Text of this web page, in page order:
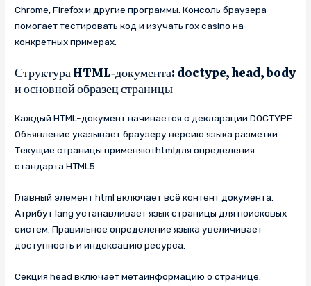
Chrome, Firefox и другие программы. Консоль браузера
помогает тестировать код и изучать rox casino на
конкретных примерах.
Структура HTML‑документа: doctype, head, body
и основной образец страницы
Каждый HTML-документ начинается с декларации DOCTYPE.
Объявление указывает браузеру версию языка разметки.
Текущие страницы применяютhtmlдля определения
стандарта HTML5.
Главный элемент html включает всё контент документа.
Атрибут lang устанавливает язык страницы для поисковых
систем. Правильное определение языка увеличивает
доступность и индексацию ресурса.
Секция head включает метаинформацию о странице.